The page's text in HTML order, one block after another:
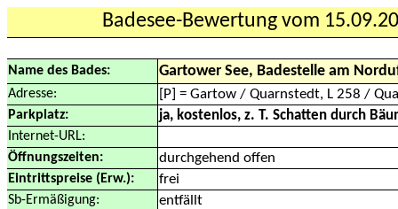
Badesee-Bewertung vom
Name des Bades: Gartower See, Badestelle am
Adresse: [P] = Gartow / Quarnstedt, L 258 /
Parkplatz: ja, kostenlos, z. T. Schatten durch
Internet-URL:
Öffnungszeiten:
durchgehend offen
Eintrittspreise (Erw.): frei
Sb-Ermäßigung: entfällt